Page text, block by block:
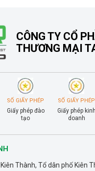
CÔNG TY CỔ
THƯƠNG MẠI
SỐ GIẤY PHÉP
Giấy phép đào
tạo
SỐ GIẤY PHÉP
Giấy phép kinh
doanh
Thành, Tổ dân phố Kiên